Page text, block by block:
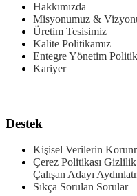
Hakkımızda
Misyonumuz &
Üretim Tesisimiz
Kalite Politikamız
Entegre Yönetim
Kariyer
Destek
Kişisel Verilerin
Çerez Politikası Gizlilik
Çalışan Adayı
Sıkça Sorulan Sorular